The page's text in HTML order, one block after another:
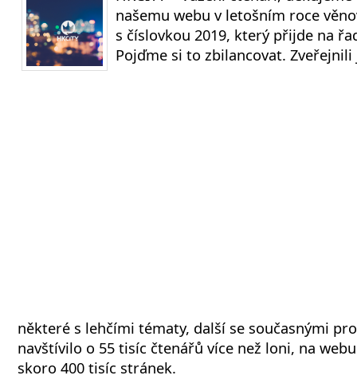
našemu webu v letošním roce
s číslovkou 2019, který přijde na
Pojďme si to zbilancovat.
některé s lehčími tématy, další se současnými
navštívilo o 55 tisíc čtenářů více než loni, na
skoro 400 tisíc stránek.